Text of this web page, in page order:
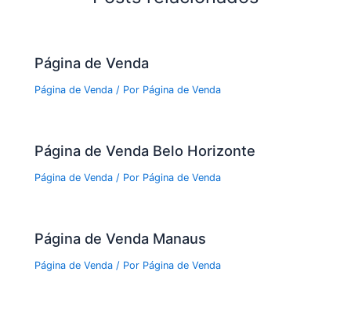
Página de Venda
Página de Venda / Por Página de Venda
Página de Venda Belo Horizonte
Página de Venda / Por Página de Venda
Página de Venda Manaus
Página de Venda / Por Página de Venda